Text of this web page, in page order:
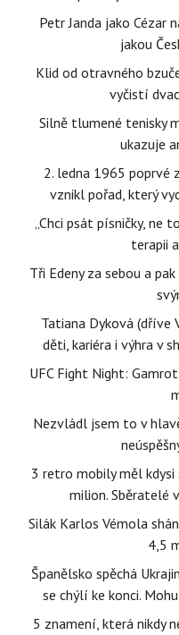
Petr Janda jako Cézar
jakou
Klid od otravného
vyčistí
Silně tlumené tenisky
ukazuje
2. ledna 1965 poprvé
vznikl pořad, který
„Chci psát písničky, ne
terapii
Tři Edeny za sebou a
Tatiana Dyková (dříve
děti, kariéra i výhra v
UFC Fight Night:
Nezvládl jsem to v
3 retro mobily měl kdysi
milion. Sběratelé
Silák Karlos Vémola
4,5
Španělsko spěchá
se chýlí ke konci.
5 znamení, která nikdy